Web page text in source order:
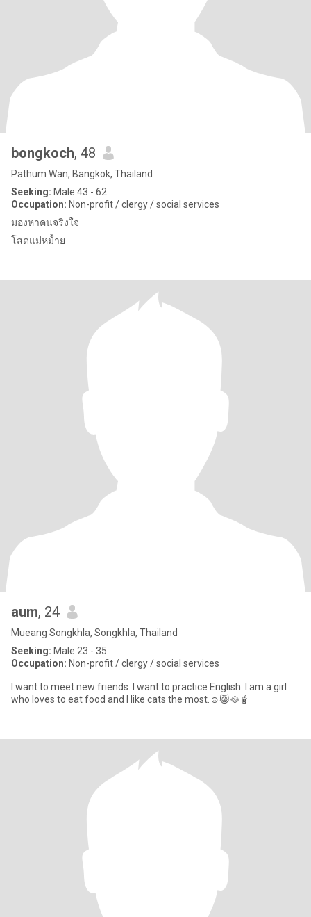
bongkoch, 48
Pathum Wan, Bangkok, Thailand
Seeking: Male 43 - 62
Occupation: Non-profit / clergy / social services
มองหาคนจริงใจ
โสดแม่หม้้าย
aum, 24
Mueang Songkhla, Songkhla, Thailand
Seeking: Male 23 - 35
Occupation: Non-profit / clergy / social services
I want to meet new friends. I want to practice English. I am a girl
who loves to eat food and I like cats the most.☺️😸🥘🧋